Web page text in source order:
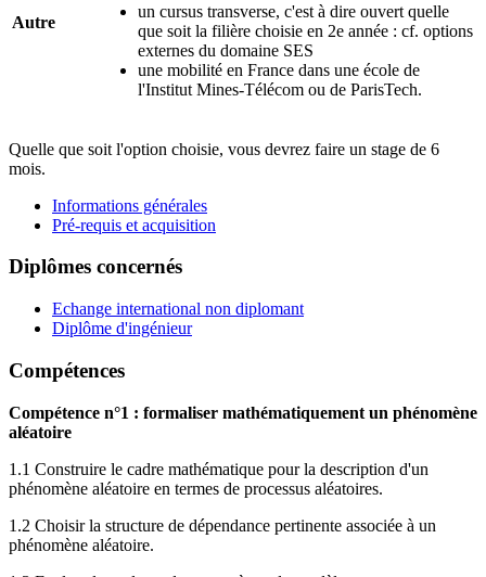
Autre
un cursus transverse, c'est à dire ouvert quelle
que soit la filière choisie en 2e année : cf. options
externes du domaine SES
une mobilité en France dans une école de
l'Institut Mines-Télécom ou de ParisTech.
Quelle que soit l'option choisie, vous devrez faire un stage de 6
mois.
Informations générales
Pré-requis et acquisition
Diplômes concernés
Echange international non diplomant
Diplôme d'ingénieur
Compétences
Compétence n°1 : formaliser mathématiquement un phénomène
aléatoire
1.1 Construire le cadre mathématique pour la description d'un
phénomène aléatoire en termes de processus aléatoires.
1.2 Choisir la structure de dépendance pertinente associée à un
phénomène aléatoire.